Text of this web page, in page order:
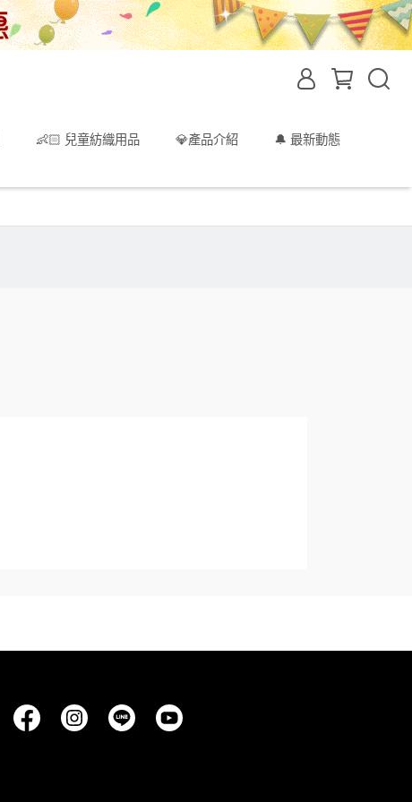
👶🏻 兒童紡織用品 💎產品介紹
🔔 最新動態